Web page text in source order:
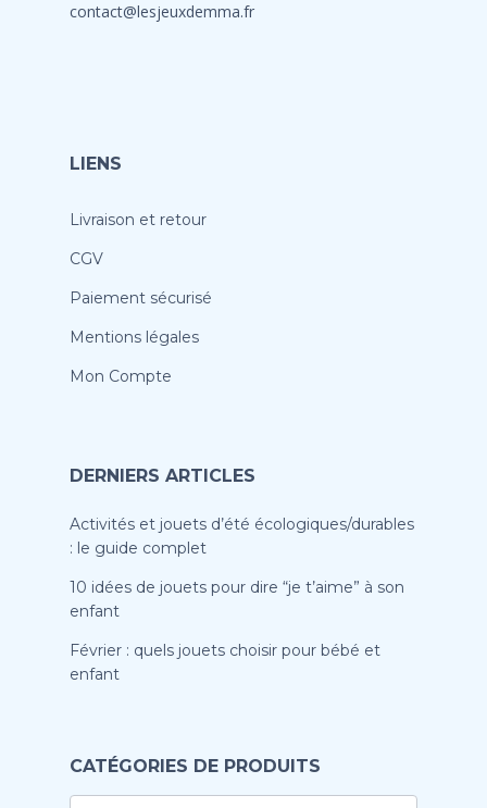
contact@lesjeuxdemma.fr
LIENS
Livraison et retour
CGV
Paiement sécurisé
Mentions légales
Mon Compte
DERNIERS ARTICLES
Activités et jouets d’été écologiques/durables
: le guide complet
10 idées de jouets pour dire “je t’aime” à son
enfant
Février : quels jouets choisir pour bébé et
enfant
CATÉGORIES DE PRODUITS